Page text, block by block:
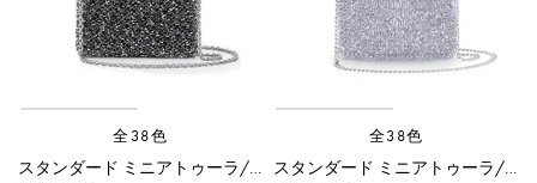
全38色
スタンダード ミニアトゥーラ/ネイビーシルバー
全38色
スタンダード ミニアトゥーラ/ラベンダーシルバー